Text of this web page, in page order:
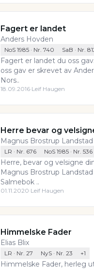
Fagert er landet
Anders Hovden
NoS 1985 · Nr. 740 SaB · Nr.
Fagert er landet du oss
oss gav er skrevet av
Nors..
18.09.2016·Leif Haugen
Herre bevar og
Magnus Brostrup Landstad
LR · Nr. 676 NoS 1985 · Nr. 536
Herre, bevar og velsigne
Magnus Brostrup
Salmebok ..
01.11.2020·Leif Haugen
Himmelske Fader
Elias Blix
LR · Nr. 27 NyS · Nr. 23 +1
Himmelske Fader, herleg